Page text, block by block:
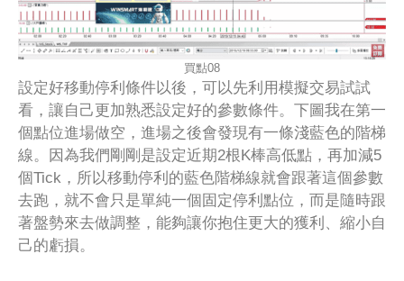
買點08
設定好移動停利條件以後，可以先利用模擬交易試試
看，讓自己更加熟悉設定好的參數條件。下圖我在第一
個點位進場做空，進場之後會發現有一條淺藍色的階梯
線。因為我們剛剛是設定近期2根K棒高低點，再加減5
個Tick，所以移動停利的藍色階梯線就會跟著這個參數
去跑，就不會只是單純一個固定停利點位，而是隨時跟
著盤勢來去做調整，能夠讓你抱住更大的獲利、縮小自
己的虧損。